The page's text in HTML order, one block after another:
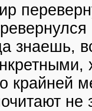
знаешь,
крайней
не